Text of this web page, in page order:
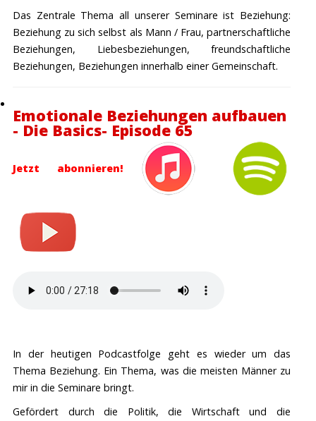
Das Zentrale Thema all unserer Seminare ist Beziehung:
Beziehung zu sich selbst als Mann / Frau, partnerschaftliche
Beziehungen, Liebesbeziehungen, freundschaftliche
Beziehungen, Beziehungen innerhalb einer Gemeinschaft.
Emotionale Beziehungen aufbauen
- Die Basics- Episode 65
Jetzt abonnieren!
In der heutigen Podcastfolge geht es wieder um das
Thema Beziehung. Ein Thema, was die meisten Männer zu
mir in die Seminare bringt.
Gefördert durch die Politik, die Wirtschaft und die